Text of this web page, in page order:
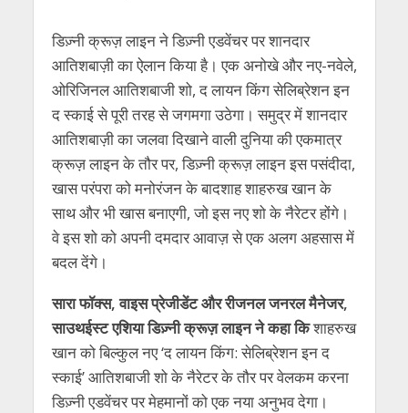
डिज़्नी क्रूज़ लाइन ने डिज़्नी एडवेंचर पर शानदार
आतिशबाज़ी का ऐलान किया है। एक अनोखे और नए-नवेले,
ओरिजिनल आतिशबाजी शो, द लायन किंग सेलिब्रेशन इन
द स्काई से पूरी तरह से जगमगा उठेगा। समुद्र में शानदार
आतिशबाज़ी का जलवा दिखाने वाली दुनिया की एकमात्र
क्रूज़ लाइन के तौर पर, डिज़्नी क्रूज़ लाइन इस पसंदीदा,
खास परंपरा को मनोरंजन के बादशाह शाहरुख खान के
साथ और भी खास बनाएगी, जो इस नए शो के नैरेटर होंगे।
वे इस शो को अपनी दमदार आवाज़ से एक अलग अहसास में
बदल देंगे।
सारा फॉक्स, वाइस प्रेजीडेंट और रीजनल जनरल मैनेजर,
साउथईस्ट एशिया डिज़्नी क्रूज़ लाइन ने कहा किशाहरुख
खान को बिल्कुल नए ‘द लायन किंग: सेलिब्रेशन इन द
स्काई’ आतिशबाजी शो के नैरेटर के तौर पर वेलकम करना
डिज़्नी एडवेंचर पर मेहमानों को एक नया अनुभव देगा।